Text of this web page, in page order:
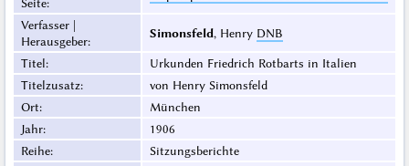
Verfasser |
Herausgeber:
Simonsfeld, Henry DNB
Titel:
Urkunden Friedrich Rotbarts in Italien
Titelzusatz:
von Henry Simonsfeld
Ort:
München
Jahr:
1906
Reihe:
Sitzungsberichte